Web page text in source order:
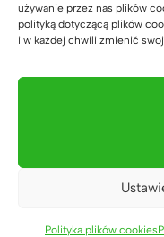
używanie przez nas plików
polityką dotyczącą plików
i w każdej chwili zmienić
Polityka plików cookies
Dla firm, które